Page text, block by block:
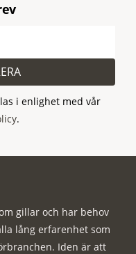
i enlighet med vår
.
gillar och har behov
lång erfarenhet som
Iden är att